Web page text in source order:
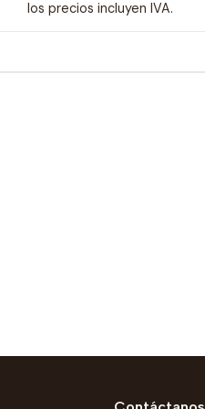
los precios incluyen IVA.